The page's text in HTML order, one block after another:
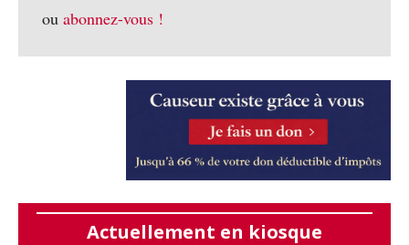
ou abonnez-vous !
Actuellement en kiosque